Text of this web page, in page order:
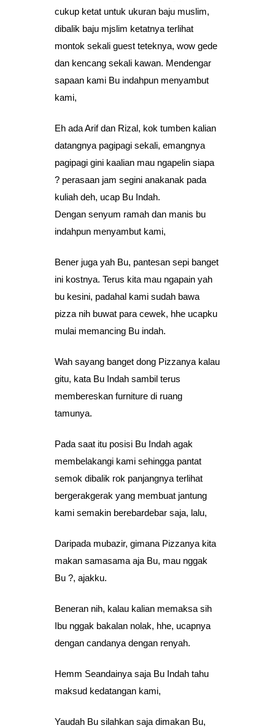
cukup ketat untuk ukuran baju muslim,
dibalik baju mjslim ketatnya terlihat
montok sekali guest teteknya, wow gede
dan kencang sekali kawan. Mendengar
sapaan kami Bu indahpun menyambut
kami,
Eh ada Arif dan Rizal, kok tumben kalian
datangnya pagipagi sekali, emangnya
pagipagi gini kaalian mau ngapelin siapa
? perasaan jam segini anakanak pada
kuliah deh, ucap Bu Indah.
Dengan senyum ramah dan manis bu
indahpun menyambut kami,
Bener juga yah Bu, pantesan sepi banget
ini kostnya. Terus kita mau ngapain yah
bu kesini, padahal kami sudah bawa
pizza nih buwat para cewek, hhe ucapku
mulai memancing Bu indah.
Wah sayang banget dong Pizzanya kalau
gitu, kata Bu Indah sambil terus
membereskan furniture di ruang
tamunya.
Pada saat itu posisi Bu Indah agak
membelakangi kami sehingga pantat
semok dibalik rok panjangnya terlihat
bergerakgerak yang membuat jantung
kami semakin berebardebar saja, lalu,
Daripada mubazir, gimana Pizzanya kita
makan samasama aja Bu, mau nggak
Bu ?, ajakku.
Beneran nih, kalau kalian memaksa sih
Ibu nggak bakalan nolak, hhe, ucapnya
dengan candanya dengan renyah.
Hemm Seandainya saja Bu Indah tahu
maksud kedatangan kami,
Yaudah Bu silahkan saja dimakan Bu,